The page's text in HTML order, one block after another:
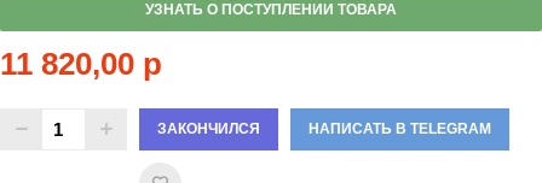
УЗНАТЬ О ПОСТУПЛЕНИИ ТОВАРА
11 820,00 р
ЗАКОНЧИЛСЯ НАПИСАТЬ В TELEGRAM